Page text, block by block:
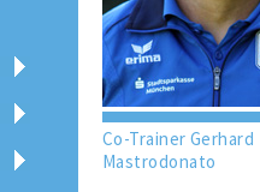
Co-Trainer Gerhard
Mastrodonato